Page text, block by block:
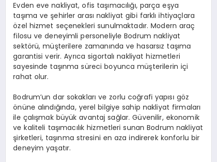
Evden eve nakliyat, ofis taşımacılığı, parça eşya
taşıma ve şehirler arası nakliyat gibi farklı ihtiyaçlara
özel hizmet seçenekleri sunulmaktadır. Modern araç
filosu ve deneyimli personeliyle Bodrum nakliyat
sektörü, müşterilere zamanında ve hasarsız taşıma
garantisi verir. Ayrıca sigortalı nakliyat hizmetleri
sayesinde taşınma süreci boyunca müşterilerin içi
rahat olur.
Bodrum’un dar sokakları ve zorlu coğrafi yapısı göz
önüne alındığında, yerel bilgiye sahip nakliyat firmaları
ile çalışmak büyük avantaj sağlar. Güvenilir, ekonomik
ve kaliteli taşımacılık hizmetleri sunan Bodrum nakliyat
şirketleri, taşınma stresini en aza indirerek konforlu bir
deneyim yaşatır.